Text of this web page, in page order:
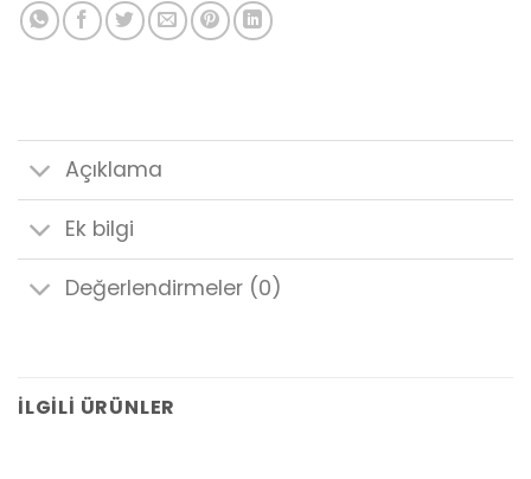
Açıklama
Ek bilgi
Değerlendirmeler (0)
İLGILI ÜRÜNLER